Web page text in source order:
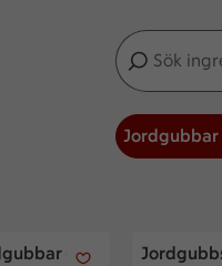
Sök
Inga förslag
Jordgubbar
och
och mynta